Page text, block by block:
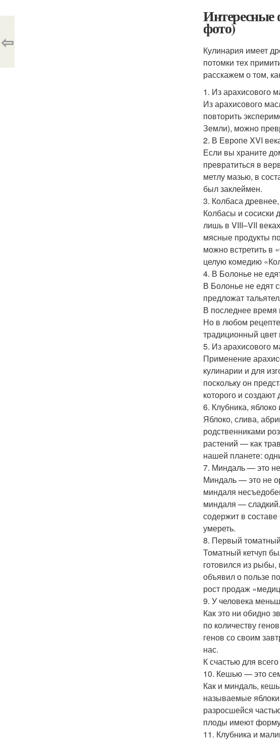
Интересные
фото)
Кулинария имеет
потомки тех
расскажем о том,
1. Из арахисового
Из арахисового
повторить
Земли), можно
2. В Европе XVI
Если вы храните
превратиться в
метлу мазью, в
был заклеймен.
3. Колбаса
Колбасы и сосиски
лишь в VIII–VII
мясные продукты
можно встретить в
целую комедию
4. В Болонье не
В Болонье не едят
предложат
В последнее
Но в любом
традиционный цвет
5. Из арахисового
Применение
кулинарии и для
поскольку он
которого и создают
6. Клубника,
Яблоко, слива,
родственниками
растений — как
нашей планете:
7. Миндаль — это
Миндаль — это не
миндаля
миндаля —
содержит в
умереть.
8. Первый томатный
Томатный кетчуп
готовился из
объявил о пользе
рост продаж
9. У человека
Как это ни обидно
по количеству
генов со своим
нас.
К счастью для
10. Кешью — это
Как и миндаль,
называемые
разросшейся
плоды имеют форму
11. Клубника и
⇦